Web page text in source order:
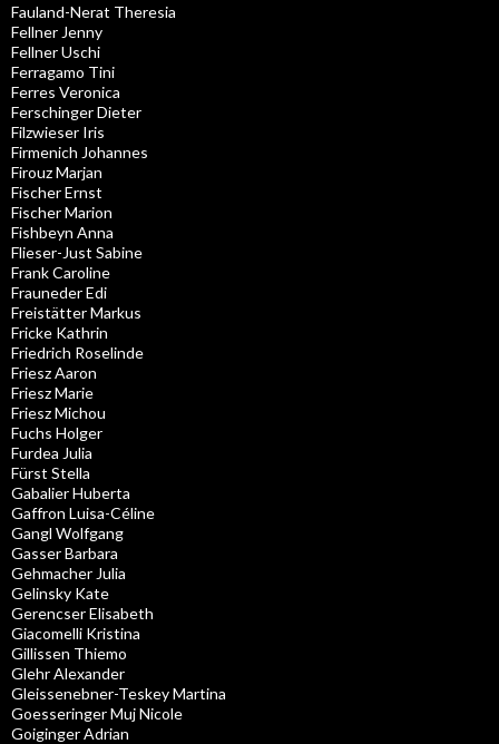
Fauland-Nerat Theresia
Fellner Jenny
Fellner Uschi
Ferragamo Tini
Ferres Veronica
Ferschinger Dieter
Filzwieser Iris
Firmenich Johannes
Firouz Marjan
Fischer Ernst
Fischer Marion
Fishbeyn Anna
Flieser-Just Sabine
Frank Caroline
Frauneder Edi
Freistätter Markus
Fricke Kathrin
Friedrich Roselinde
Friesz Aaron
Friesz Marie
Friesz Michou
Fuchs Holger
Furdea Julia
Fürst Stella
Gabalier Huberta
Gaffron Luisa-Céline
Gangl Wolfgang
Gasser Barbara
Gehmacher Julia
Gelinsky Kate
Gerencser Elisabeth
Giacomelli Kristina
Gillissen Thiemo
Glehr Alexander
Gleissenebner-Teskey Martina
Goesseringer Muj Nicole
Goiginger Adrian